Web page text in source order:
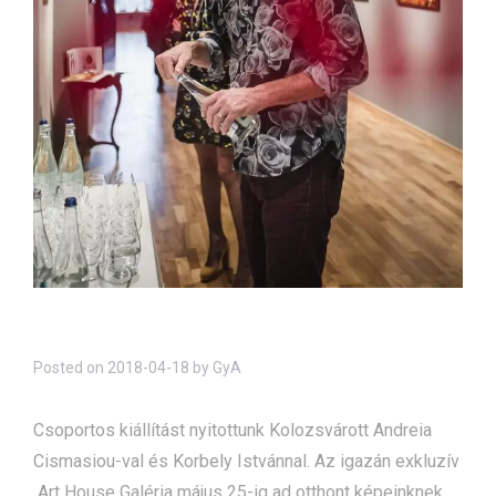
Posted on 2018-04-18 by GyA
Csoportos kiállítást nyitottunk Kolozsvárott Andreia
Cismasiou-val és Korbely Istvánnal. Az igazán exkluzív